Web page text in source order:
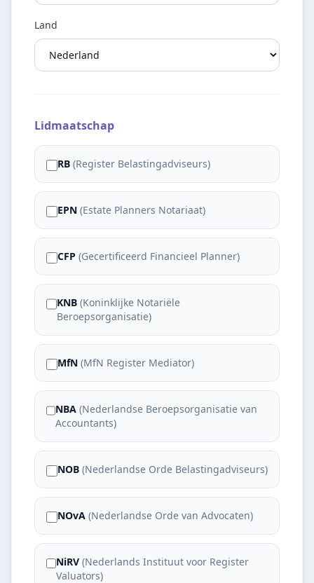
Land
Lidmaatschap
RB (Register Belastingadviseurs)
EPN (Estate Planners Notariaat)
CFP (Gecertificeerd Financieel Planner)
KNB (Koninklijke Notariële
Beroepsorganisatie)
MfN (MfN Register Mediator)
NBA (Nederlandse Beroepsorganisatie van
Accountants)
NOB (Nederlandse Orde Belastingadviseurs)
NOvA (Nederlandse Orde van Advocaten)
NiRV (Nederlands Instituut voor Register
Valuators)